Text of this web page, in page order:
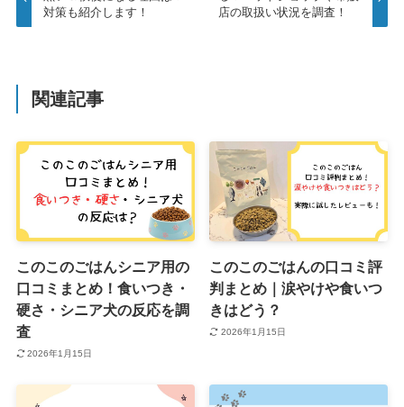
対策も紹介します！
店の取扱い状況を調査！
関連記事
このこのごはんシニア用の
口コミまとめ！食いつき・
硬さ・シニア犬の反応を調
査
2026年1月15日
このこのごはんの口コミ評
判まとめ｜涙やけや食いつ
きはどう？
2026年1月15日